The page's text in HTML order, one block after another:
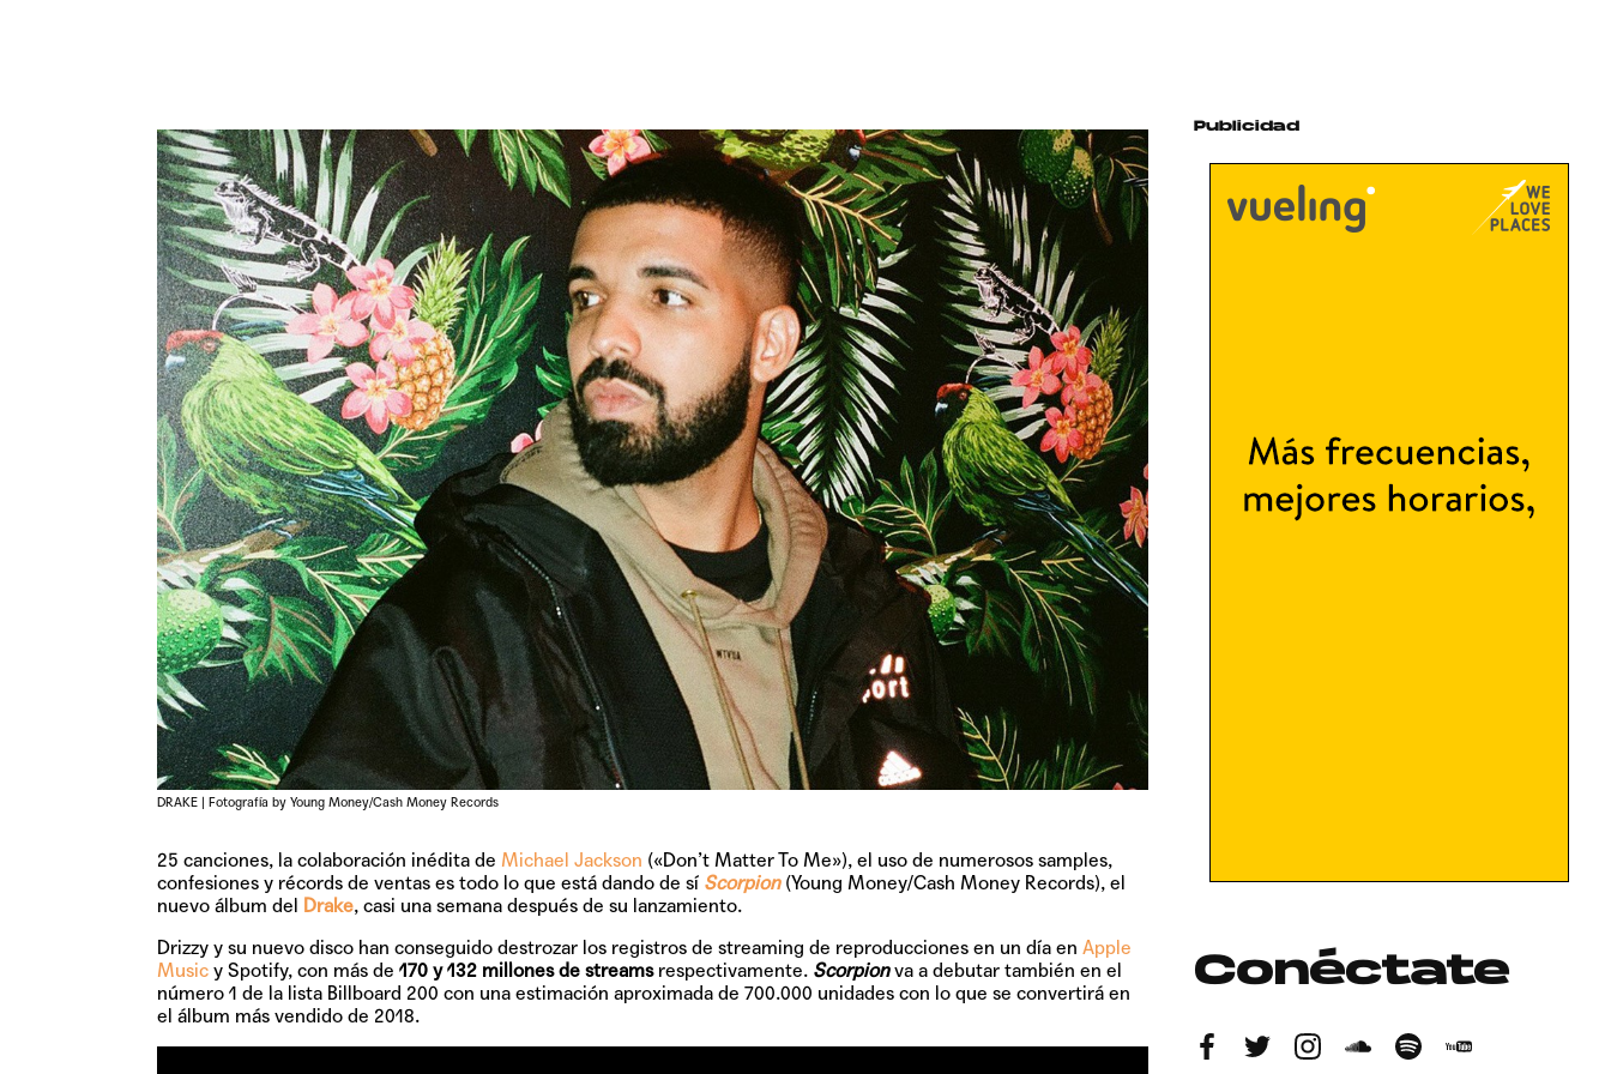
DRAKE | Fotografía by Young Money/Cash Money Records
25 canciones, la colaboración inédita de Michael Jackson («Don’t Matter To Me»), el uso de numerosos samples,
confesiones y récords de ventas es todo lo que está dando de sí Scorpion (Young Money/Cash Money Records), el
nuevo álbum del Drake, casi una semana después de su lanzamiento.
Drizzy y su nuevo disco han conseguido destrozar los registros de streaming de reproducciones en un día en Apple
Musicy Spotify, con más de 170 y 132 millones de streamsrespectivamente. Scorpionva a debutar también en el
número 1 de la lista Billboard 200 con una estimación aproximada de 700.000 unidades con lo que se convertirá en
el álbum más vendido de 2018.
Publicidad
Conéctate